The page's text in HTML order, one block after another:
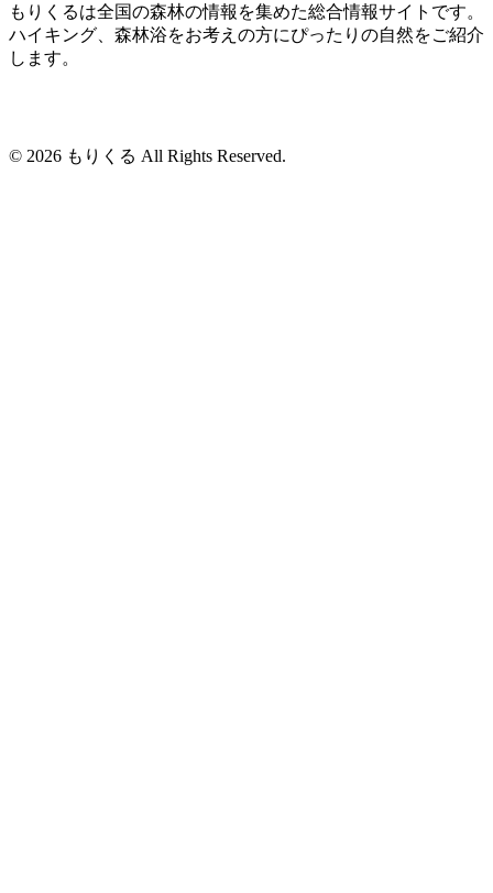
もりくるは全国の森林の情報を集めた総合情報サイトです。
ハイキング、森林浴をお考えの方にぴったりの自然をご紹介
します。
© 2026 もりくる All Rights Reserved.